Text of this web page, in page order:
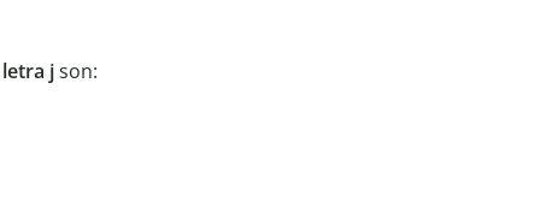
letra json: